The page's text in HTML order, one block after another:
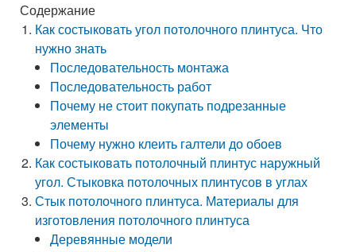
Содержание
Как состыковать угол потолочного плинтуса. Что
нужно знать
Последовательность монтажа
Последовательность работ
Почему не стоит покупать подрезанные
элементы
Почему нужно клеить галтели до обоев
Как состыковать потолочный плинтус наружный
угол. Стыковка потолочных плинтусов в углах
Стык потолочного плинтуса. Материалы для
изготовления потолочного плинтуса
Деревянные модели